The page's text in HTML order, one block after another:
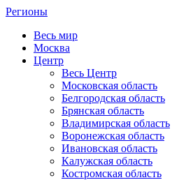
Регионы
Весь мир
Москва
Центр
Весь Центр
Московская область
Белгородская область
Брянская область
Владимирская область
Воронежская область
Ивановская область
Калужская область
Костромская область